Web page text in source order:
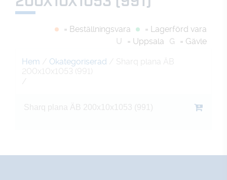
= Beställningsvara
= Lagerförd vara
U
= Uppsala G = Gävle
Hem / Okategoriserad / Sharq plana ÄB
200x10x1053 (991)
/
Sharq plana ÄB 200x10x1053 (991)